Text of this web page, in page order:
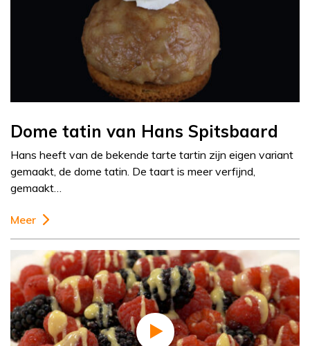
Dome tatin van Hans Spitsbaard
Hans heeft van de bekende tarte tartin zijn eigen variant
gemaakt, de dome tatin. De taart is meer verfijnd,
gemaakt…
Meer